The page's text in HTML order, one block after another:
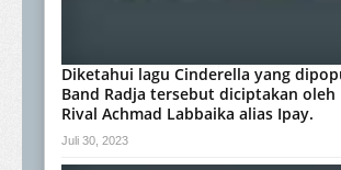
Diketahui lagu Cinderella yang
Band Radja tersebut diciptakan oleh
Rival Achmad Labbaika alias Ipay.
Juli 30, 2023